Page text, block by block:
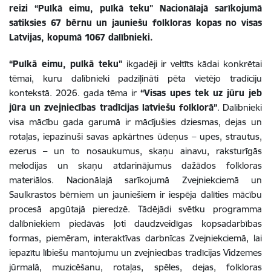
reizi “Pulkā eimu, pulkā teku" Nacionālajā sarīkojumā
satiksies 67 bērnu un jauniešu folkloras kopas no visas
Latvijas, kopumā 1067 dalībnieki.
“Pulkā eimu, pulkā teku"ikgadēji ir veltīts kādai konkrētai
tēmai, kuru dalībnieki padziļināti pēta vietējo tradīciju
kontekstā. 2026. gada tēma ir “Visas upes tek uz jūru jeb
jūra un zvejniecības tradīcijas latviešu folklorā”. Dalībnieki
visa mācību gada garumā ir mācījušies dziesmas, dejas un
rotaļas, iepazinuši savas apkārtnes ūdeņus – upes, strautus,
ezerus – un to nosaukumus, skaņu ainavu, raksturīgās
melodijas un skaņu atdarinājumus dažādos folkloras
materiālos. Nacionālajā sarīkojumā Zvejniekciemā un
Saulkrastos bērniem un jauniešiem ir iespēja dalīties mācību
procesā apgūtajā pieredzē. Tādējādi svētku programma
dalībniekiem piedāvās ļoti daudzveidīgas kopsadarbības
formas, piemēram, interaktīvas darbnīcas Zvejniekciemā, lai
iepazītu lībiešu mantojumu un zvejniecības tradīcijas Vidzemes
jūrmalā, muzicēšanu, rotaļas, spēles, dejas, folkloras